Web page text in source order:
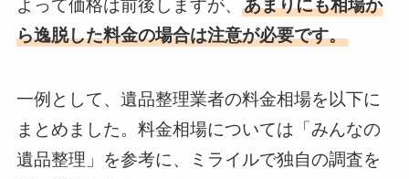
よって価格は前後しますが、 あまりにも相場か
ら逸脱した料金の場合は注意が必要です。
一例として、遺品整理業者の料金相場を以下に
まとめました。料金相場については「みんなの
遺品整理」を参考に、ミライルで独自の調査を